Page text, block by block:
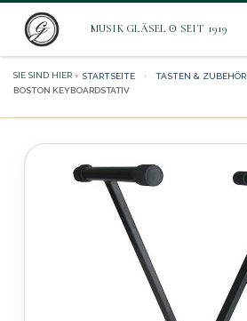
Direkt
zum
STARTSEITE TASTEN & ZUBEHÖR
BOSTON KEYBOARDSTATIV